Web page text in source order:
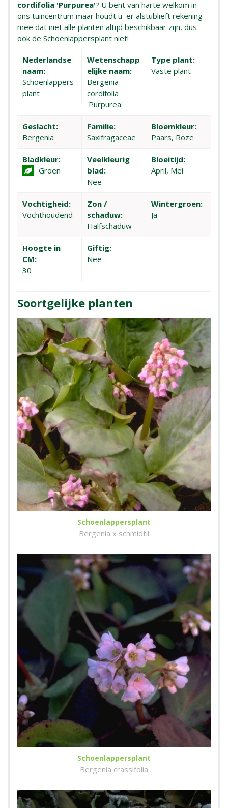
cordifolia 'Purpurea'? U bent van harte welkom in
ons tuincentrum maar houdt u er alstublieft rekening
mee dat niet alle planten altijd beschikbaar zijn, dus
ook de Schoenlappersplant niet!
Nederlandse
naam:
Schoenlappers
plant
Wetenschapp
elijke naam:
Bergenia
cordifolia
'Purpurea'
Type plant:
Vaste plant
Geslacht:
Bergenia
Familie:
Saxifragaceae
Bloemkleur:
Paars, Roze
Bladkleur:
Groen
Veelkleurig
blad:
Nee
Bloeitijd:
April, Mei
Vochtigheid:
Vochthoudend
Zon /
schaduw:
Halfschaduw
Wintergroen:
Ja
Hoogte in
CM:
30
Giftig:
Nee
Soortgelijke planten
Schoenlappersplant
Bergenia x schmidtii
Schoenlappersplant
Bergenia crassifolia